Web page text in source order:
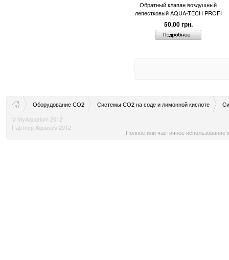
Обратный клапан воздушный
лепестковый AQUA-TECH PROFI
50,00 грн.
Оборудование СО2 Системы СО2 на соде и лимонной кислоте
© MyAquarium 2012
Партнер Aquasys 2012
Полное или частичное